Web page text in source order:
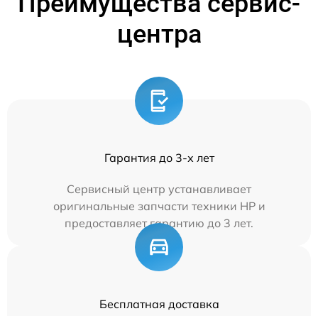
центра
Гарантия до 3-х лет
Сервисный центр устанавливает
оригинальные запчасти техники HP и
предоставляет гарантию до 3 лет.
Бесплатная доставка